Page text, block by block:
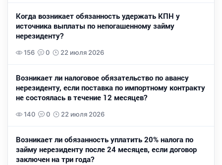
Когда возникает обязанность удержать КПН у
источника выплаты по непогашенному займу
нерезиденту?
156 0 22 июля 2026
Возникает ли налоговое обязательство по авансу
нерезиденту, если поставка по импортному контракту
не состоялась в течение 12 месяцев?
140 0 22 июля 2026
Возникает ли обязанность уплатить 20% налога по
займу нерезиденту после 24 месяцев, если договор
заключен на три года?